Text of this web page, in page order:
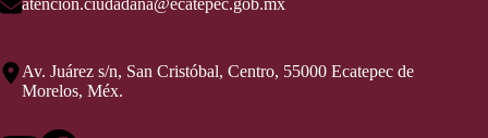
atencion.ciudadana@ecatepec.gob.mx
Av. Juárez s/n, San Cristóbal, Centro, 55000 Ecatepec de
Morelos, Méx.